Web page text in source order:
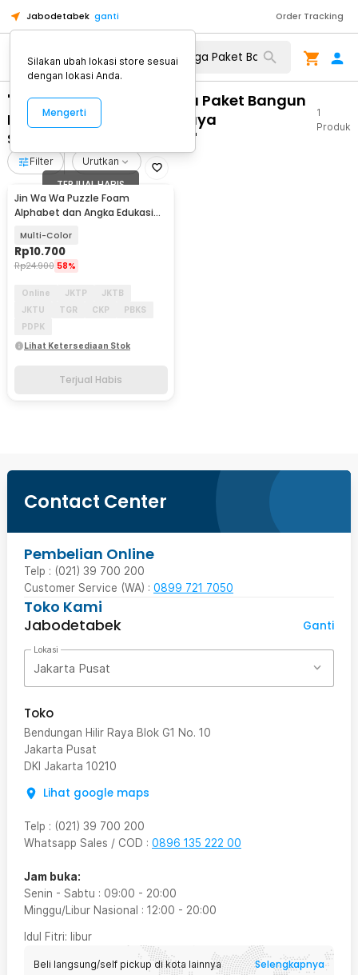
Jabodetabek ganti Order Tracking
"WA 0812 2782 5310 Harga Paket Bangun
Plafon PVC Gold Terpercaya
Sambungmacan Sragen"
1
Produk
Filter Urutkan
TERJUAL HABIS
Jin Wa Wa Puzzle Foam
Alphabet dan Angka Edukasi
Multi-Color
Rp10.700
Rp24.900 58%
Online JKTP
JKTB
JKTU
TGR CKP
PBKS
PDPK
Lihat Ketersediaan Stok
Terjual Habis
Contact Center
Pembelian Online
Telp : (021) 39 700 200
Customer Service (WA) : 0899 721 7050
Toko Kami
Jabodetabek
Ganti
Lokasi
Jakarta Pusat
Toko
Bendungan Hilir Raya Blok G1 No. 10
Jakarta Pusat
DKI Jakarta 10210
Lihat google maps
Telp : (021) 39 700 200
Whatsapp Sales / COD : 0896 135 222 00
Jam buka:
Senin - Sabtu : 09:00 - 20:00
Minggu/Libur Nasional : 12:00 - 20:00
Idul Fitri: libur
Beli langsung/self pickup di kota lainnya Selengkapnya
Silakan ubah lokasi store sesuai
dengan lokasi Anda.
Mengerti